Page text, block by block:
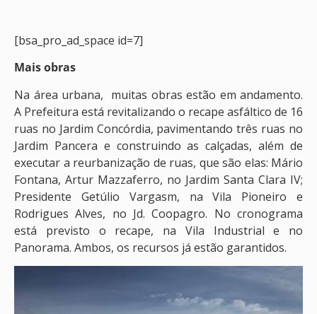
[bsa_pro_ad_space id=7]
Mais obras
Na área urbana, muitas obras estão em andamento.
A Prefeitura está revitalizando o recape asfáltico de 16
ruas no Jardim Concórdia, pavimentando três ruas no
Jardim Pancera e construindo as calçadas, além de
executar a reurbanização de ruas, que são elas: Mário
Fontana, Artur Mazzaferro, no Jardim Santa Clara IV;
Presidente Getúlio Vargasm, na Vila Pioneiro e
Rodrigues Alves, no Jd. Coopagro. No cronograma
está previsto o recape, na Vila Industrial e no
Panorama. Ambos, os recursos já estão garantidos.